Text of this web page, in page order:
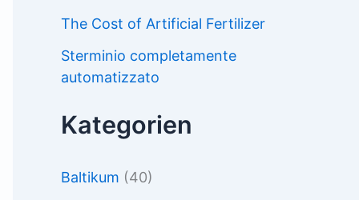
The Cost of Artificial Fertilizer
Sterminio completamente
automatizzato
Kategorien
Baltikum (40)